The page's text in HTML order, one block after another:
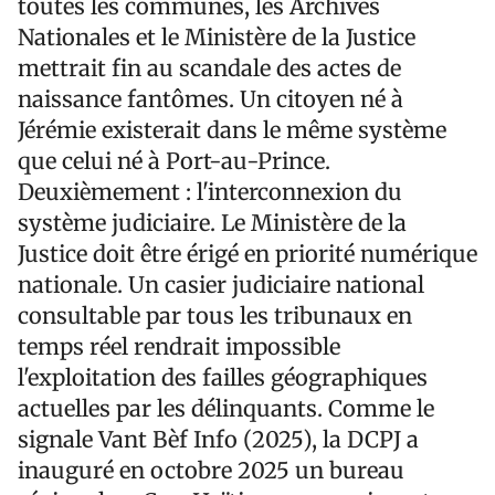
toutes les communes, les Archives
Nationales et le Ministère de la Justice
mettrait fin au scandale des actes de
naissance fantômes. Un citoyen né à
Jérémie existerait dans le même système
que celui né à Port-au-Prince.
Deuxièmement : l'interconnexion du
système judiciaire. Le Ministère de la
Justice doit être érigé en priorité numérique
nationale. Un casier judiciaire national
consultable par tous les tribunaux en
temps réel rendrait impossible
l'exploitation des failles géographiques
actuelles par les délinquants. Comme le
signale Vant Bèf Info (2025), la DCPJ a
inauguré en octobre 2025 un bureau